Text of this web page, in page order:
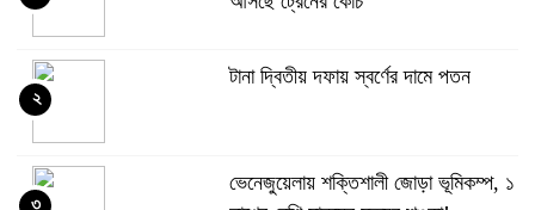
টানা দ্বিতীয় দফায় স্বর্ণের দামে পতন
২
ভেনেজুয়েলায় শক্তিশালী জোড়া ভূমিকম্প, ১
৩